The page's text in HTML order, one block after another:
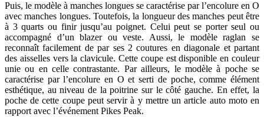
Puis, le modèle à manches longues se caractérise par l’encolure en O
avec manches longues. Toutefois, la longueur des manches peut être
à 3 quarts ou finir jusqu’au poignet. Celui peut se porter seul ou
accompagné d’un blazer ou veste. Aussi, le modèle raglan se
reconnaît facilement de par ses 2 coutures en diagonale et partant
des aisselles vers la clavicule. Cette coupe est disponible en couleur
unie ou en celle contrastante. Par ailleurs, le modèle à poche se
caractérise par l’encolure en O et serti de poche, comme élément
esthétique, au niveau de la poitrine sur le côté gauche. En effet, la
poche de cette coupe peut servir à y mettre un article auto moto en
rapport avec l’événement Pikes Peak.